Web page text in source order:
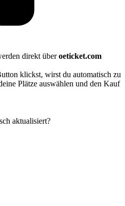
direkt überoeticket.com
klickst, wirst du automatisch zu
Plätze auswählen und den Kauf
aktualisiert?